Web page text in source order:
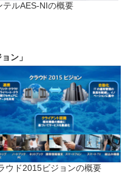
テルAES-NIの概要
ン」
ウド2015ビジョンの概要